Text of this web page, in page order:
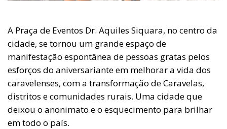
A Praça de Eventos Dr. Aquiles Siquara, no centro da
cidade, se tornou um grande espaço de
manifestação espontânea de pessoas gratas pelos
esforços do aniversariante em melhorar a vida dos
caravelenses, com a transformação de Caravelas,
distritos e comunidades rurais. Uma cidade que
deixou o anonimato e o esquecimento para brilhar
em todo o país.